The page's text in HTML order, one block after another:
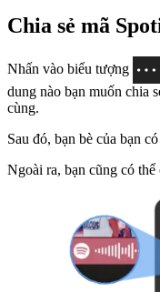
Chia sẻ mã
Nhấn vào biểu tượng
dung nào bạn muốn chia
cùng.
Sau đó, bạn bè của bạn
Ngoài ra, bạn cũng có thể